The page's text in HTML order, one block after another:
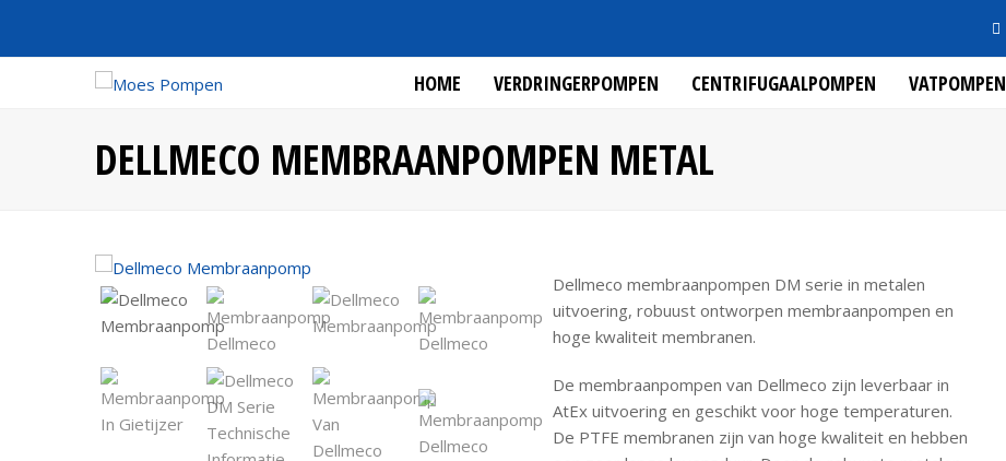
HOME VERDRINGERPOMPEN CENTRIFUGAALPOMPEN VATPOMPEN
DELLMECO MEMBRAANPOMPEN METAL
Dellmeco membraanpompen DM serie in metalen
uitvoering, robuust ontworpen membraanpompen en
hoge kwaliteit membranen.
De membraanpompen van Dellmeco zijn leverbaar in
AtEx uitvoering en geschikt voor hoge temperaturen.
De PTFE membranen zijn van hoge kwaliteit en hebben